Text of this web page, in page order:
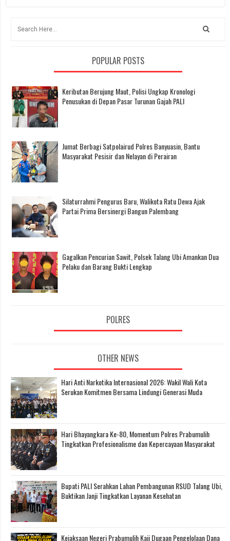
POPULAR POSTS
Keributan Berujung Maut, Polisi Ungkap Kronologi
Penusukan di Depan Pasar Turunan Gajah PALI
Jumat Berbagi Satpolairud Polres Banyuasin, Bantu
Masyarakat Pesisir dan Nelayan di Perairan
Silaturrahmi Pengurus Baru, Walikota Ratu Dewa Ajak
Partai Prima Bersinergi Bangun Palembang
Gagalkan Pencurian Sawit, Polsek Talang Ubi Amankan Dua
Pelaku dan Barang Bukti Lengkap
POLRES
OTHER NEWS
Hari Anti Narkotika Internasional 2026: Wakil Wali Kota
Serukan Komitmen Bersama Lindungi Generasi Muda
Hari Bhayangkara Ke-80, Momentum Polres Prabumulih
Tingkatkan Profesionalisme dan Kepercayaan Masyarakat
Bupati PALI Serahkan Lahan Pembangunan RSUD Talang Ubi,
Buktikan Janji Tingkatkan Layanan Kesehatan
Kejaksaan Negeri Prabumulih Kaji Dugaan Pengelolaan Dana